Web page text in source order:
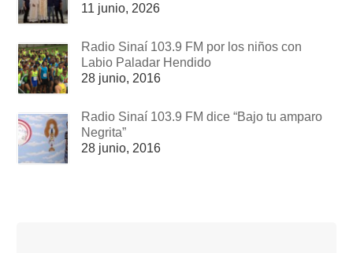
11 junio, 2026
Radio Sinaí 103.9 FM por los niños con
Labio Paladar Hendido
28 junio, 2016
Radio Sinaí 103.9 FM dice “Bajo tu amparo
Negrita”
28 junio, 2016